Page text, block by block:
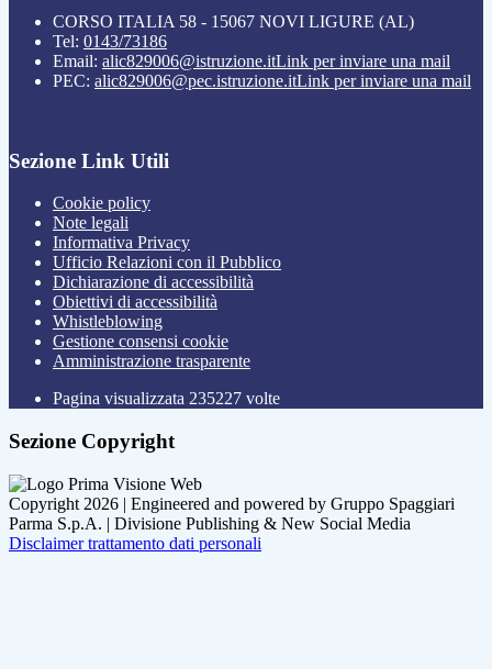
CORSO ITALIA 58 - 15067 NOVI LIGURE (AL)
Tel: 0143/73186
Email: alic829006@istruzione.itLink per inviare una mail
PEC: alic829006@pec.istruzione.itLink per inviare una mail
Sezione Link Utili
Cookie policy
Note legali
Informativa Privacy
Ufficio Relazioni con il Pubblico
Dichiarazione di accessibilità
Obiettivi di accessibilità
Whistleblowing
Gestione consensi cookie
Amministrazione trasparente
Pagina visualizzata 235227 volte
Sezione Copyright
Copyright 2026 | Engineered and powered by Gruppo Spaggiari
Parma S.p.A. | Divisione Publishing & New Social Media
Disclaimer trattamento dati personali